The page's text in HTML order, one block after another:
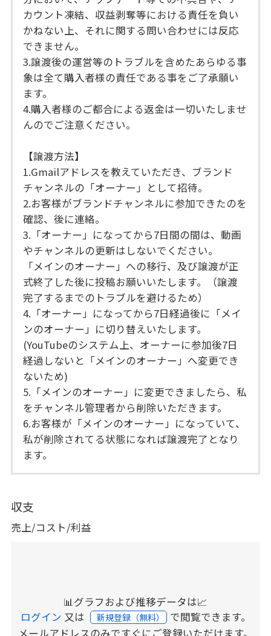
カウント凍結、収益剥奪等における責任を負い
かねない上、それに関する問い合わせには反応
できません。
3.譲渡後の運営等のトラブルを含めたあらゆる事
象は全て購入者様の責任である事をご了承願い
ます。
4.購入者様のご都合による返金は一切いたしませ
んのでご注意ください。
【譲渡方法】
1.Gmailアドレスを教えていただき、ブランド
チャンネルの「オーナー」として招待。
2.お客様がブランドチャンネルに参加できたのを
確認、後に連絡。
3.「オーナー」になってから7日間の間は、動画
やチャンネルの更新はしないでください。
「メインのオーナー」への移行、及び譲渡が正
式終了した後に投稿お願いいたします。（譲渡
完了するまでのトラブルを避けるため）
4.「オーナー」になってから7日経過後に「メイ
ンのオーナー」に切り替えいたします。
(YouTubeのシステム上、オーナーに参加後7日
経過しないと「メインのオーナー」へ変更でき
ないため)
5.「メインのオーナー」に変更できましたら、私
をチャンネル管理者から削除いただきます。
6.お客様が「メインのオーナー」になっていて、
私が削除されてる状態になれば譲渡完了となり
ます。
収支
売上/コスト/利益
📊グラフおよび推移データは📈
ログイン 又は 新規登録（無料） で閲覧できます。
メールアドレスのみですぐにご登録いただけます。